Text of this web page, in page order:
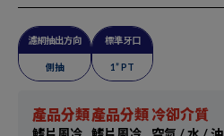
濾網抽出方向
側抽
標準牙口
1” PT
產品分類產品分類 冷卻介質